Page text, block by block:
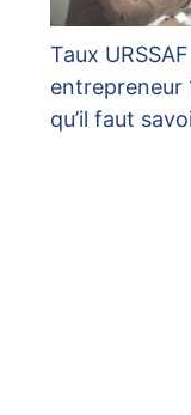
Taux
entrepreneur
qu’il faut